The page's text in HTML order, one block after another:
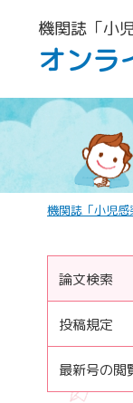
機関誌「小
オンラ
機関誌「小児
論文検索
投稿規定
最新号の閲